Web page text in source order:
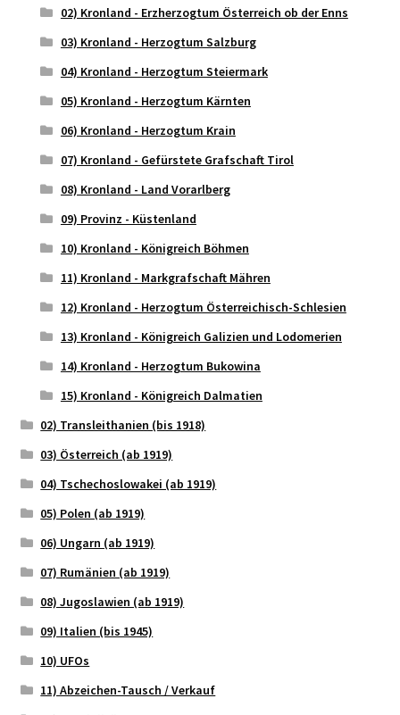
02) Kronland - Erzherzogtum Österreich ob der Enns
03) Kronland - Herzogtum Salzburg
04) Kronland - Herzogtum Steiermark
05) Kronland - Herzogtum Kärnten
06) Kronland - Herzogtum Krain
07) Kronland - Gefürstete Grafschaft Tirol
08) Kronland - Land Vorarlberg
09) Provinz - Küstenland
10) Kronland - Königreich Böhmen
11) Kronland - Markgrafschaft Mähren
12) Kronland - Herzogtum Österreichisch-Schlesien
13) Kronland - Königreich Galizien und Lodomerien
14) Kronland - Herzogtum Bukowina
15) Kronland - Königreich Dalmatien
02) Transleithanien (bis 1918)
03) Österreich (ab 1919)
04) Tschechoslowakei (ab 1919)
05) Polen (ab 1919)
06) Ungarn (ab 1919)
07) Rumänien (ab 1919)
08) Jugoslawien (ab 1919)
09) Italien (bis 1945)
10) UFOs
11) Abzeichen-Tausch / Verkauf